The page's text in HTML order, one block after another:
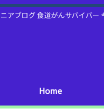
アブログ 食道がんサバイバ
Home